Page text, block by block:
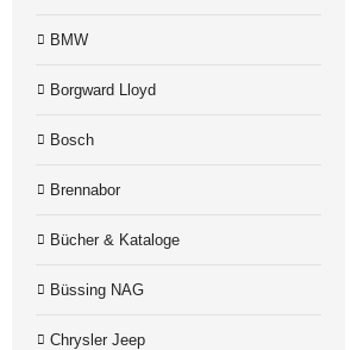
BMW
Borgward Lloyd
Bosch
Brennabor
Bücher & Kataloge
Büssing NAG
Chrysler Jeep